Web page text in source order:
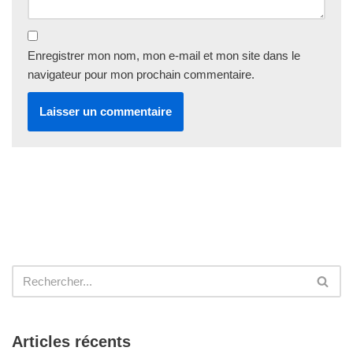
Enregistrer mon nom, mon e-mail et mon site dans le
navigateur pour mon prochain commentaire.
Articles récents